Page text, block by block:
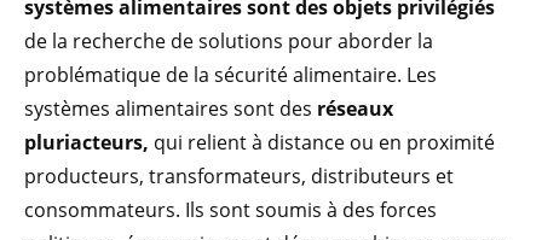
systèmes alimentaires sont des objets privilégiés
de la recherche de solutions pour aborder la
problématique de la sécurité alimentaire. Les
systèmes alimentaires sont des réseaux
pluriacteurs, qui relient à distance ou en proximité
producteurs, transformateurs, distributeurs et
consommateurs. Ils sont soumis à des forces